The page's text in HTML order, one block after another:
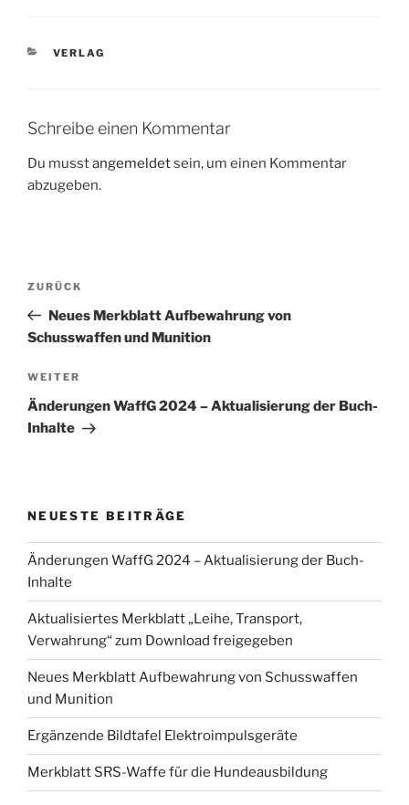
KATEGORIEN
VERLAG
Schreibe einen Kommentar
Du musstangemeldetsein, um einen Kommentar
abzugeben.
Beitragsnavigation
Vorheriger
Beitrag
ZURÜCK
Neues Merkblatt Aufbewahrung von
Schusswaffen und Munition
Nächster
Beitrag
WEITER
Änderungen WaffG 2024 – Aktualisierung der Buch-
Inhalte
NEUESTE BEITRÄGE
Änderungen WaffG 2024 – Aktualisierung der Buch-
Inhalte
Aktualisiertes Merkblatt „Leihe, Transport,
Verwahrung“ zum Download freigegeben
Neues Merkblatt Aufbewahrung von Schusswaffen
und Munition
Ergänzende Bildtafel Elektroimpulsgeräte
Merkblatt SRS-Waffe für die Hundeausbildung